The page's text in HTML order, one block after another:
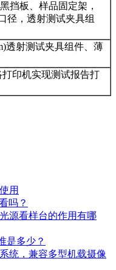
挡板、样品固定架，
径，透射测试夹具组
透射测试夹具组件、薄
印机实现测试报告打
用
吗？
源看样台的作用有哪
是多少？
统，兼容多型机载摄像